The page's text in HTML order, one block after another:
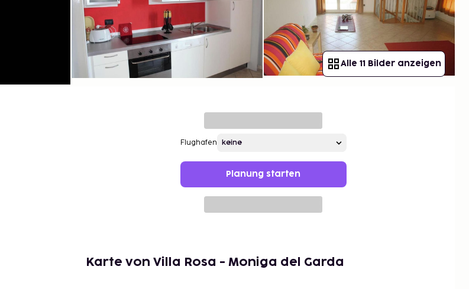
Alle 11 Bilder anzeigen
Flughafen
Planung starten
Karte von Villa Rosa - Moniga del Garda